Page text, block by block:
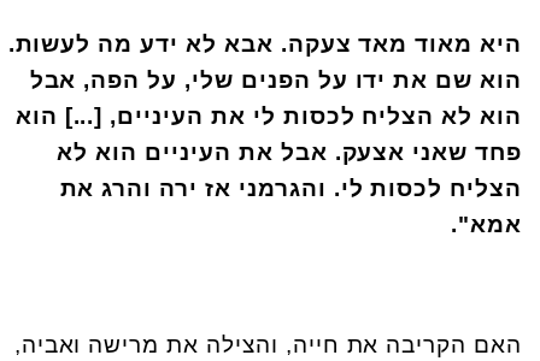
היא מאוד מאד צעקה. אבא לא ידע מה לעשות.
הוא שם את ידו על הפנים שלי, על הפה, אבל
הוא לא הצליח לכסות לי את העיניים, [...] הוא
פחד שאני אצעק. אבל את העיניים הוא לא
הצליח לכסות לי. והגרמני אז ירה והרג את
אמא".
האם הקריבה את חייה, והצילה את מרישה ואביה,